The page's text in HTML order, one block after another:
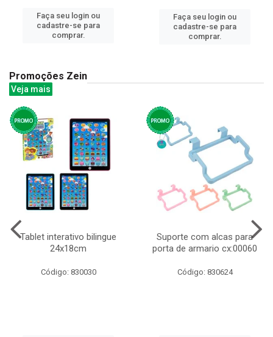
Faça seu login ou
cadastre-se para
comprar.
Faça seu login ou
cadastre-se para
comprar.
Promoções Zein
Veja mais
Tablet interativo bilingue
24x18cm
Código: 830030
Suporte com alcas para
porta de armario cx:00060
Código: 830624